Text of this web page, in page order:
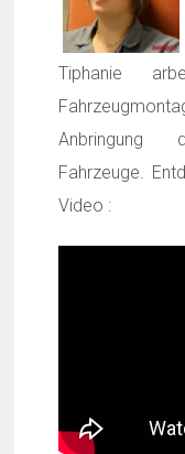
Tiphanie
Anbringung
Fahrzeuge.
Video :